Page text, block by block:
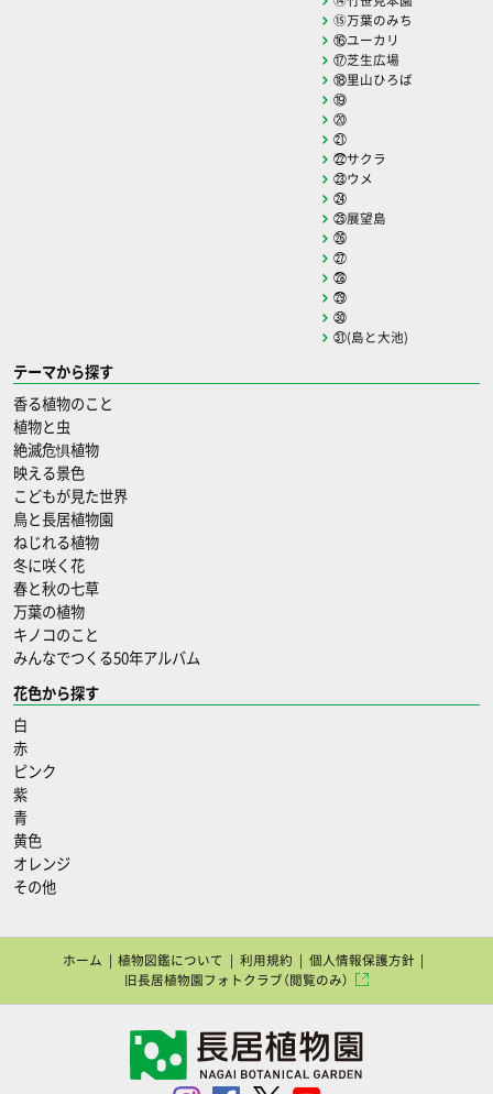
⑮万葉のみち
⑯ユーカリ
⑰芝生広場
⑱里山ひろば
⑲
⑳
㉑
㉒サクラ
㉓ウメ
㉔
㉕展望島
㉖
㉗
㉘
㉙
㉚
㉛(島と大池)
テーマから探す
香る植物のこと
植物と虫
絶滅危惧植物
映える景色
こどもが見た世界
鳥と長居植物園
ねじれる植物
冬に咲く花
春と秋の七草
万葉の植物
キノコのこと
みんなでつくる50年アルバム
花色から探す
白
赤
ピンク
紫
青
黄色
オレンジ
その他
ホーム 植物図鑑について 利用規約
個人情報保護方針
旧長居植物園フォトクラブ（閲覧のみ）